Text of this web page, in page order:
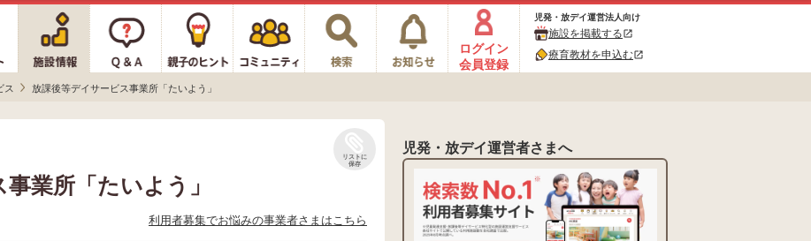
ログイン
会員登録
児発・放デイ運営法人向け
施設を掲載するopen_in_new
療育教材を申込むopen_in_new
ス 放課後等デイサービス事業所「たいよう」
業所「たいよう」
リストに
保存
利用者募集でお悩みの事業者さまはこちら
児発・放デイ運営者さまへ